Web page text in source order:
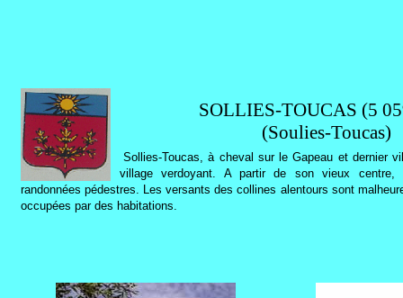
SOLLIES-TOUCAS (5
(Soulies-Toucas)
Sollies-Toucas, à cheval sur le Gapeau et dernier
village verdoyant. A partir de son vieux centre,
randonnées pédestres. Les versants des collines alentours sont
occupées par des habitations.